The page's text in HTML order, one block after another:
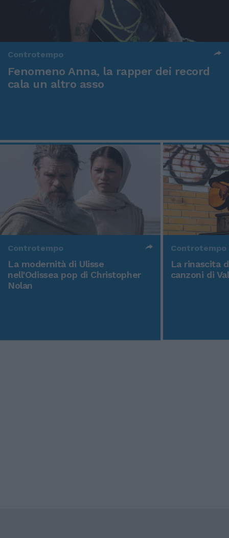
Controtempo
Fenomeno Anna, la rapper dei record
cala un altro asso
Controtempo
La modernità di Ulisse
nell'Odissea pop di Christopher
Nolan
Controtempo
La rinascita
canzoni di